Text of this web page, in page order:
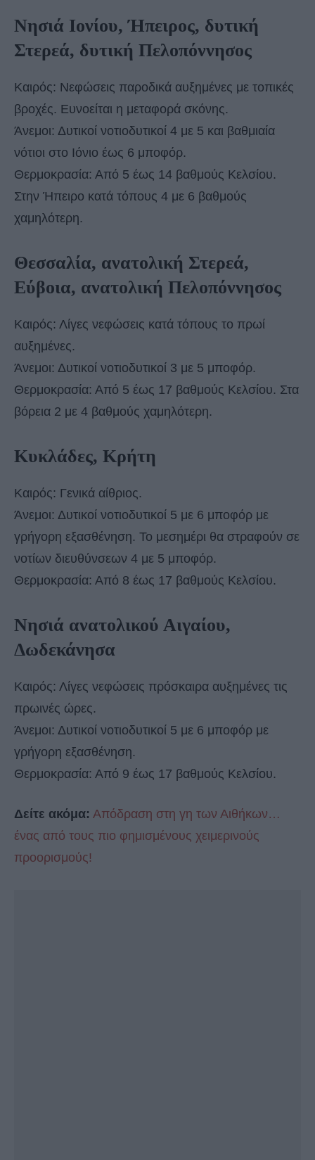
Νησιά Ιονίου, Ήπειρος, δυτική
Στερεά, δυτική Πελοπόννησος
Καιρός: Νεφώσεις παροδικά αυξημένες με τοπικές
βροχές. Ευνοείται η μεταφορά σκόνης.
Άνεμοι: Δυτικοί νοτιοδυτικοί 4 με 5 και βαθμιαία
νότιοι στο Ιόνιο έως 6 μποφόρ.
Θερμοκρασία: Από 5 έως 14 βαθμούς Κελσίου.
Στην Ήπειρο κατά τόπους 4 με 6 βαθμούς
χαμηλότερη.
Θεσσαλία, ανατολική Στερεά,
Εύβοια, ανατολική Πελοπόννησος
Καιρός: Λίγες νεφώσεις κατά τόπους το πρωί
αυξημένες.
Άνεμοι: Δυτικοί νοτιοδυτικοί 3 με 5 μποφόρ.
Θερμοκρασία: Από 5 έως 17 βαθμούς Κελσίου. Στα
βόρεια 2 με 4 βαθμούς χαμηλότερη.
Κυκλάδες, Κρήτη
Καιρός: Γενικά αίθριος.
Άνεμοι: Δυτικοί νοτιοδυτικοί 5 με 6 μποφόρ με
γρήγορη εξασθένηση. Το μεσημέρι θα στραφούν σε
νοτίων διευθύνσεων 4 με 5 μποφόρ.
Θερμοκρασία: Από 8 έως 17 βαθμούς Κελσίου.
Νησιά ανατολικού Αιγαίου,
Δωδεκάνησα
Καιρός: Λίγες νεφώσεις πρόσκαιρα αυξημένες τις
πρωινές ώρες.
Άνεμοι: Δυτικοί νοτιοδυτικοί 5 με 6 μποφόρ με
γρήγορη εξασθένηση.
Θερμοκρασία: Από 9 έως 17 βαθμούς Κελσίου.
Δείτε ακόμα: Απόδραση στη γη των Αιθήκων…
ένας από τους πιο φημισμένους χειμερινούς
προορισμούς!